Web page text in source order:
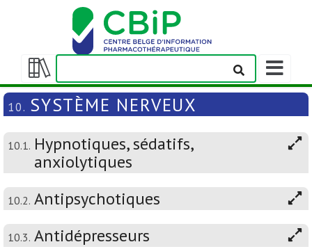
Afficher/masquer
la
table
matières
Afficher/
la
barre
navigation
10. SYSTÈME NERVEUX
10.1. Hypnotiques, sédatifs,
anxiolytiques
10.2. Antipsychotiques
10.3. Antidépresseurs